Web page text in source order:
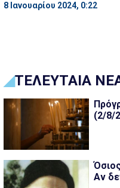
8 Ιανουαρίου 2024, 0:22
ΤΕΛΕΥΤΑΙΑ
(2/8/
Αν